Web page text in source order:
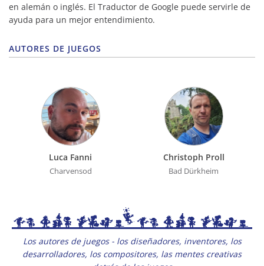
en alemán o inglés. El Traductor de Google puede servirle de
ayuda para un mejor entendimiento.
AUTORES DE JUEGOS
Luca Fanni
Charvensod
Christoph Proll
Bad Dürkheim
Los autores de juegos - los diseñadores, inventores, los
desarrolladores, los compositores, las mentes creativas